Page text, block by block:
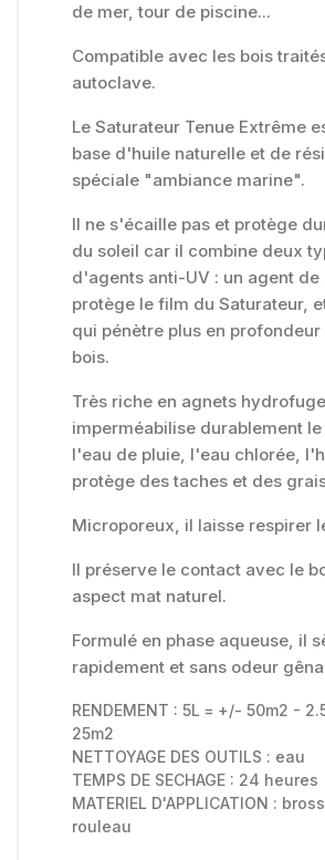
de mer, tour de piscine...
Compatible avec les bois
autoclave.
Le Saturateur Tenue Extrême
base d'huile naturelle et de
spéciale "ambiance marine".
Il ne s'écaille pas et protège
du soleil car il combine deux
d'agents anti-UV : un agent
protège le film du Saturateur,
qui pénètre plus en profondeur
bois.
Très riche en agnets
imperméabilise durablement
l'eau de pluie, l'eau chlorée,
protège des taches et des
Microporeux, il laisse respirer
Il préserve le contact avec le
aspect mat naturel.
Formulé en phase aqueuse, il
rapidement et sans odeur
RENDEMENT : 5L = +/- 50m2 -
25m2
NETTOYAGE DES OUTILS : eau
TEMPS DE SECHAGE : 24 heures
MATERIEL D'APPLICATION :
rouleau